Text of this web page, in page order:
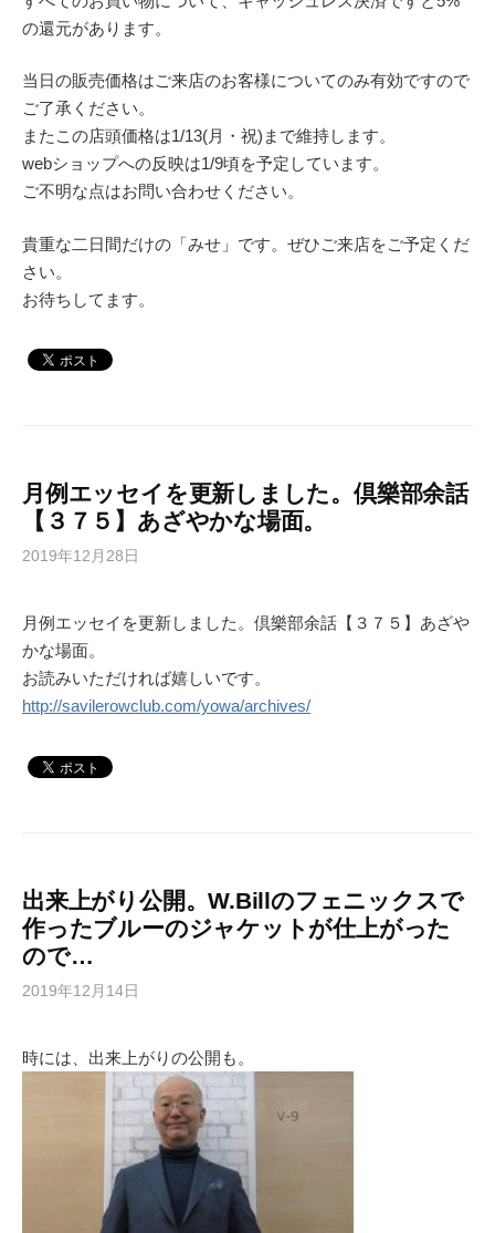
の還元があります。
当日の販売価格はご来店のお客様についてのみ有効ですので
ご了承ください。
またこの店頭価格は1/13(月・祝)まで維持します。
webショップへの反映は1/9頃を予定しています。
ご不明な点はお問い合わせください。
貴重な二日間だけの「みせ」です。ぜひご来店をご予定くだ
さい。
お待ちしてます。
月例エッセイを更新しました。倶樂部余話
【３７５】あざやかな場面。
2019年12月28日
月例エッセイを更新しました。倶樂部余話【３７５】あざや
かな場面。
お読みいただければ嬉しいです。
http://savilerowclub.com/yowa/archives/
出来上がり公開。W.Billのフェニックスで
作ったブルーのジャケットが仕上がった
ので…
2019年12月14日
時には、出来上がりの公開も。